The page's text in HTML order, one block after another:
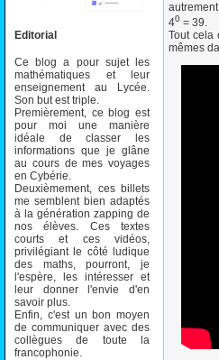
Editorial
Ce blog a pour sujet les
mathématiques et leur
enseignement au Lycée.
Son but est triple.
Premièrement, ce blog est
pour moi une manière
idéale de classer les
informations que je glâne
au cours de mes voyages
en Cybérie.
Deuxièmement, ces billets
me semblent bien adaptés
à la génération zapping de
nos élèves. Ces textes
courts et ces vidéos,
privilégiant le côté ludique
des maths, pourront, je
l'espère, les intéresser et
leur donner l'envie d'en
savoir plus.
Enfin, c'est un bon moyen
de communiquer avec des
collègues de toute la
francophonie.
40 = 39.
Tout cela
mêmes